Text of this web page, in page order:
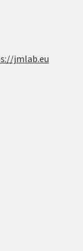
jmlab.eu